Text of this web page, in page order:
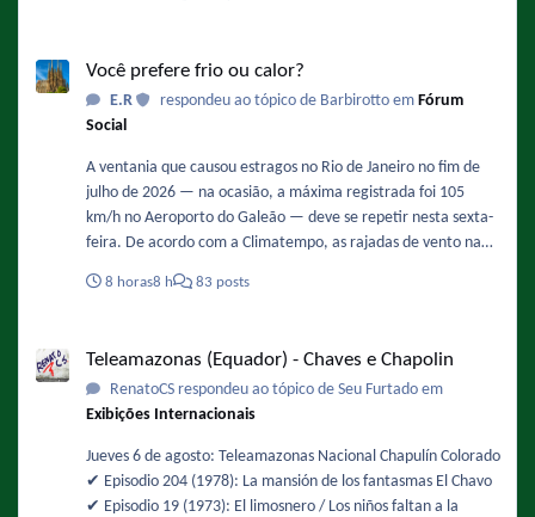
Você prefere frio ou calor?
E.R respondeu ao tópico de Barbirotto em Fórum
Social
A ventania que causou estragos no Rio de Janeiro no fim de
julho de 2026 — na ocasião, a máxima registrada foi 105
km/h no Aeroporto do Galeão — deve se repetir nesta sexta-
feira. De acordo com a Climatempo, as rajadas de vento na
com possibilidade de queda de árvores. Os ventos devem
https://oglobo.globo.com/rio/noticia/2026/08/06/rajadas-de-
vento-mais-intensas-sao-esperadas-entre-12h-e-18h-desta-
8 horas8 h 83 posts
Teleamazonas (Equador) - Chaves e Chapolin
RenatoCS respondeu ao tópico de Seu Furtado em
Exibições Internacionais
Jueves 6 de agosto: Teleamazonas Nacional Chapulín Colorado
✔️ Episodio 204 (1978): La mansión de los fantasmas El Chavo
✔️ Episodio 19 (1973): El limosnero / Los niños faltan a la